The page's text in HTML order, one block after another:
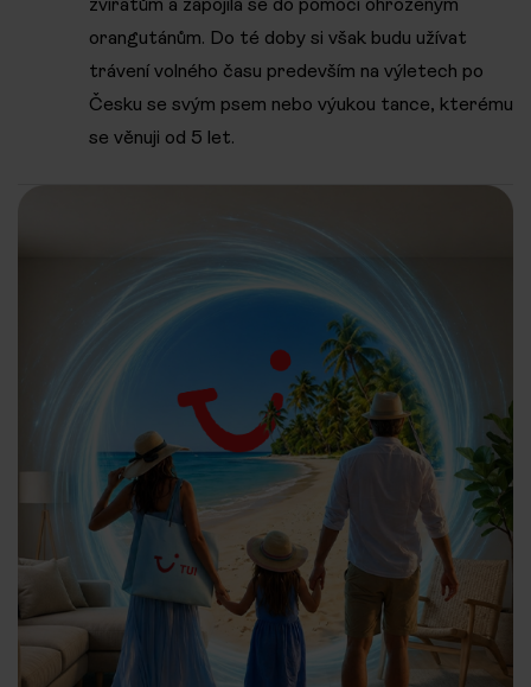
orangutánům. Do té doby si však budu užívat
trávení volného času predevším na výletech po
Česku se svým psem nebo výukou tance, kterému
se věnuji od 5 let.